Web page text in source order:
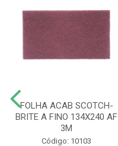
FOLHA ACAB SCOTCH-
BRITE A FINO 134X240 AF
3M
Código: 10103